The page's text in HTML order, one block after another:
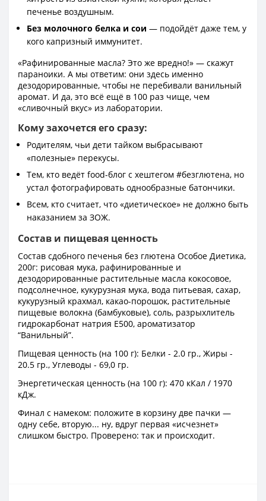
печенье воздушным.
Без молочного белка и сои — подойдёт даже тем, у
кого капризный иммунитет.
«Рафинированные масла? Это же вредно!» — скажут
параноики. А мы ответим: они здесь именно
дезодорированные, чтобы не перебивали ванильный
аромат. И да, это всё ещё в 100 раз чище, чем
«сливочный вкус» из лаборатории.
Кому захочется его сразу:
Родителям, чьи дети тайком выбрасывают
«полезные» перекусы.
Тем, кто ведёт food-блог с хештегом #безглютена, но
устал фотографировать однообразные батончики.
Всем, кто считает, что «диетическое» не должно быть
наказанием за ЗОЖ.
Состав и пищевая ценность
Состав сдобного печенья без глютена Особое Диетика,
200г: рисовая мука, рафинированные и
дезодорированные растительные масла кокосовое,
подсолнечное, кукурузная мука, вода питьевая, сахар,
кукурузный крахмал, какао-порошок, растительные
пищевые волокна (бамбуковые), соль, разрыхлитель
гидрокарбонат натрия E500, ароматизатор
“Ванильный”.
Пищевая ценность (на 100 г): Белки - 2.0 гр., Жиры -
20.5 гр., Углеводы - 69,0 гр.
Энергетическая ценность (на 100 г): 470 кКал / 1970
кДж.
Финал с намеком: положите в корзину две пачки —
одну себе, вторую... ну, вдруг первая «исчезнет»
слишком быстро. Проверено: так и происходит.